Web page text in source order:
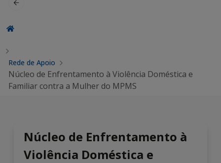
Rede de Apoio
Núcleo de Enfrentamento à Violência Doméstica e
Familiar contra a Mulher do MPMS
Núcleo de Enfrentamento à
Violência Doméstica e